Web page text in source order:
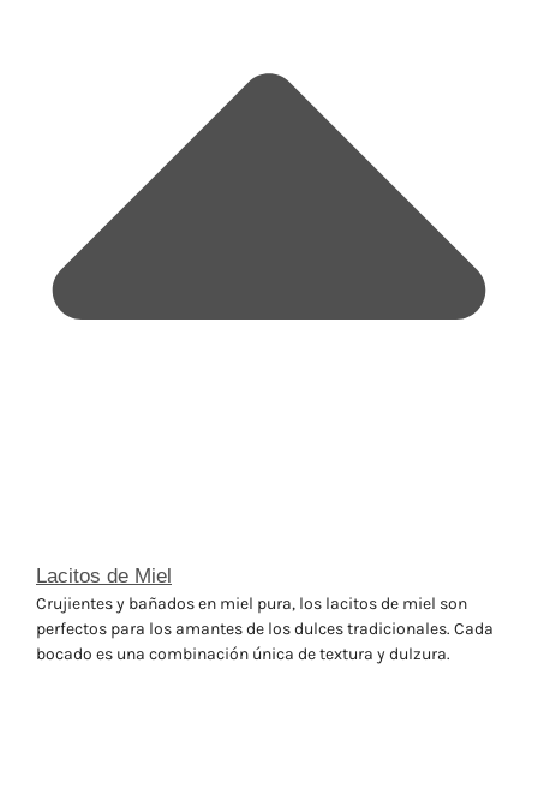
Lacitos de Miel
Crujientes y bañados en miel pura, los lacitos de miel son
perfectos para los amantes de los dulces tradicionales. Cada
bocado es una combinación única de textura y dulzura.